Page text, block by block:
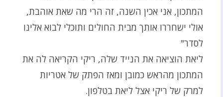
המתכון, אני אכין השנה, זה הרי מה שאת אוהבת,
אולי ישחררו אותך מבית החולים ותוכלי לבוא אלינו
לסדר"
ליאת הוציאה את הנייד שלה, ריקי הקריאה לה את
המתכון מהראש כמובן ומאז הפתק של אטריות
למרק של ריקי אצל ליאת בטלפון.